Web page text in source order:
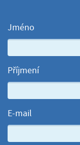
Jméno
Příjmení
E-mail